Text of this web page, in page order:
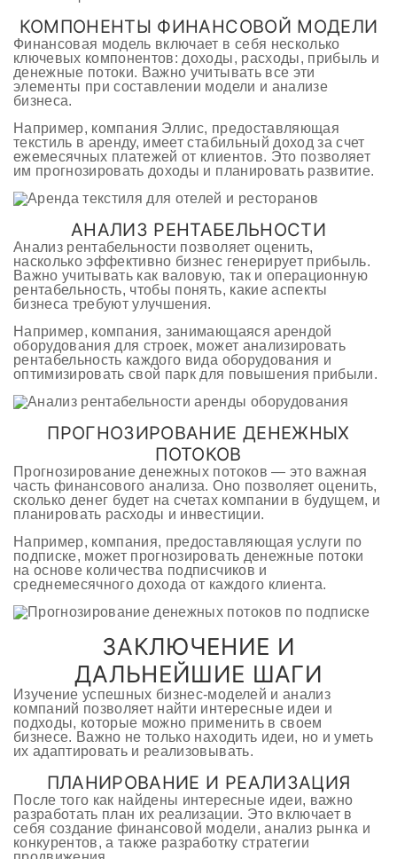
КОМПОНЕНТЫ ФИНАНСОВОЙ МОДЕЛИ
Финансовая модель включает в себя несколько
ключевых компонентов: доходы, расходы, прибыль и
денежные потоки. Важно учитывать все эти
элементы при составлении модели и анализе
бизнеса.
Например, компания Эллис, предоставляющая
текстиль в аренду, имеет стабильный доход за счет
ежемесячных платежей от клиентов. Это позволяет
им прогнозировать доходы и планировать развитие.
АНАЛИЗ РЕНТАБЕЛЬНОСТИ
Анализ рентабельности позволяет оценить,
насколько эффективно бизнес генерирует прибыль.
Важно учитывать как валовую, так и операционную
рентабельность, чтобы понять, какие аспекты
бизнеса требуют улучшения.
Например, компания, занимающаяся арендой
оборудования для строек, может анализировать
рентабельность каждого вида оборудования и
оптимизировать свой парк для повышения прибыли.
ПРОГНОЗИРОВАНИЕ ДЕНЕЖНЫХ
ПОТОКОВ
Прогнозирование денежных потоков — это важная
часть финансового анализа. Оно позволяет оценить,
сколько денег будет на счетах компании в будущем, и
планировать расходы и инвестиции.
Например, компания, предоставляющая услуги по
подписке, может прогнозировать денежные потоки
на основе количества подписчиков и
среднемесячного дохода от каждого клиента.
ЗАКЛЮЧЕНИЕ И
ДАЛЬНЕЙШИЕ ШАГИ
Изучение успешных бизнес-моделей и анализ
компаний позволяет найти интересные идеи и
подходы, которые можно применить в своем
бизнесе. Важно не только находить идеи, но и уметь
их адаптировать и реализовывать.
ПЛАНИРОВАНИЕ И РЕАЛИЗАЦИЯ
После того как найдены интересные идеи, важно
разработать план их реализации. Это включает в
себя создание финансовой модели, анализ рынка и
конкурентов, а также разработку стратегии